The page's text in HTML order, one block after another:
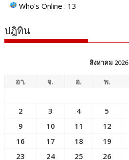
Who's Online : 13
ปฎิทิน
สิงหาคม 2026
อา. จ. อ. พ.
2
3 4 5
9
10 11 12
16
17 18 19
23
24 25 26